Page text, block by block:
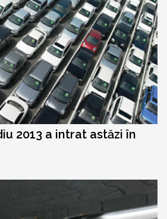
2013 a intrat astăzi în